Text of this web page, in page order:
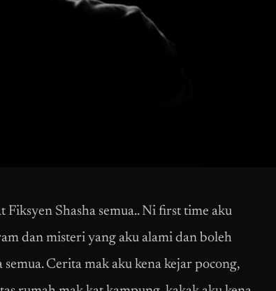
Fiksyen Shasha semua.. Ni first time aku
dan misteri yang aku alami dan boleh
Cerita mak aku kena kejar pocong,